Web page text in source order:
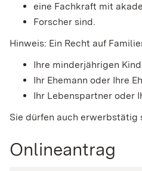
eine Fachkraft mit
Forscher sind.
Hinweis: Ein Recht auf
Ihre minderjährigen
Ihr Ehemann oder Ihre
Ihr Lebenspartner oder
Sie dürfen auch erwerbstätig
Onlineantrag